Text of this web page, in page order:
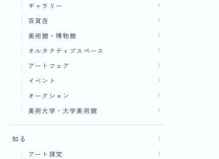
ギャラリー
百貨店
美術館・博物館
オルタナティブスペース
アートフェア
イベント
オークション
美術大学・大学美術館
知る
アート探究